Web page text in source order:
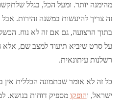
מהימנה יותר. ומעל הכל, בגלל
זה צריך להיעשות במשנה זהירות.
בתוך הרצועה, גם אם זה לא נוח.
על סרט שיביא תיעוד למצב שם,
רשלנות עיתונאית.
ישראל, והופקו מספיק דוחות בנושא.